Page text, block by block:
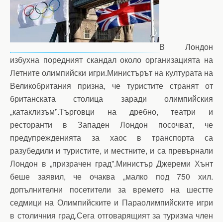
В Лондон
избухна поредният скандал около организацията на
Летните олимпийски игри.Министърът на културата на
Великобритания призна, че туристите странят от
британската столица заради олимпийския
„катаклизъм”.Търговци на дребно, театри и
ресторанти в Западен Лондон посочват, че
предупрежденията за хаос в транспорта са
разубедили и туристите, и местните, и са превърнали
Лондон в „призрачен град”.Министър Джереми Хънт
беше заявил, че очаква „малко под 750 хил.
допълнителни посетители за времето на шестте
седмици на Олимпийските и Параолимпийските игри
в столичния град.Сега отговарящият за туризма член